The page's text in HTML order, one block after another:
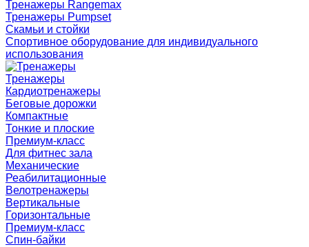
Тренажеры Rangemax
Тренажеры Pumpset
Скамьи и стойки
Спортивное оборудование для индивидуального
использования
Тренажеры
Кардиотренажеры
Беговые дорожки
Компактные
Тонкие и плоские
Премиум-класс
Для фитнес зала
Механические
Реабилитационные
Велотренажеры
Вертикальные
Горизонтальные
Премиум-класс
Спин-байки